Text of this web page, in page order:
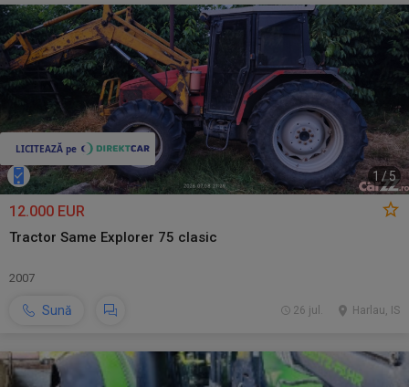
1 /5
12.000 EUR
Tractor Same Explorer 75 clasic
2007
Sună Harlau, IS
26 jul.